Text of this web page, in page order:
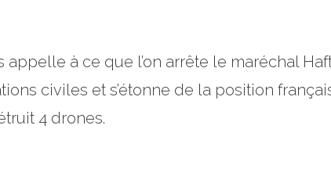
à ce que l’on arrête le maréchal
civiles et s’étonne de la position
4 drones.